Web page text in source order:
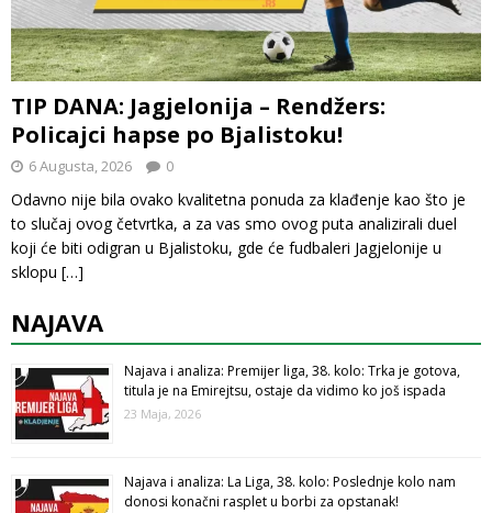
TIP DANA: Jagjelonija – Rendžers:
Policajci hapse po Bjalistoku!
6 Augusta, 2026 0
Odavno nije bila ovako kvalitetna ponuda za klađenje kao što je
to slučaj ovog četvrtka, a za vas smo ovog puta analizirali duel
koji će biti odigran u Bjalistoku, gde će fudbaleri Jagjelonije u
sklopu […]
NAJAVA
Najava i analiza: Premijer liga, 38. kolo: Trka je gotova,
titula je na Emirejtsu, ostaje da vidimo ko još ispada
23 Maja, 2026
Najava i analiza: La Liga, 38. kolo: Poslednje kolo nam
donosi konačni rasplet u borbi za opstanak!